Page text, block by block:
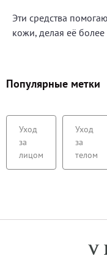
Эти средства
кожи, делая её
Популярные метки
Уход
за
лицом
Уход
за
телом